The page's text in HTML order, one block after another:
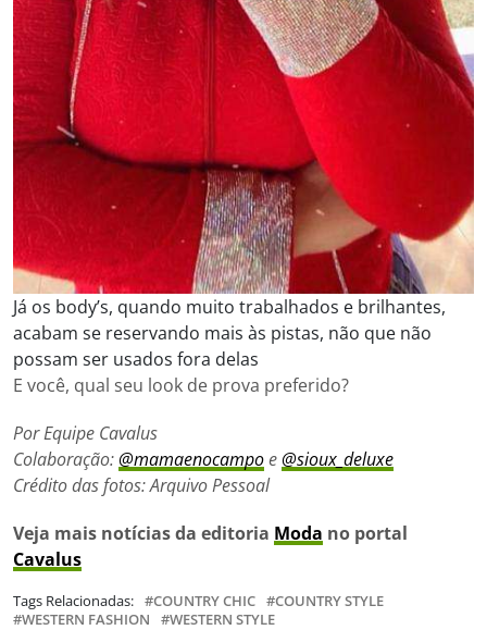
Já os body’s, quando muito trabalhados e brilhantes,
acabam se reservando mais às pistas, não que não
possam ser usados fora delas
E você, qual seu look de prova preferido?
Por Equipe Cavalus
Colaboração:@mamaenocampoe@sioux_deluxe
Crédito das fotos: Arquivo Pessoal
Veja mais notícias da editoria Moda no portal
Cavalus
Tags Relacionadas: COUNTRY CHIC
COUNTRY STYLE
WESTERN FASHION
WESTERN STYLE